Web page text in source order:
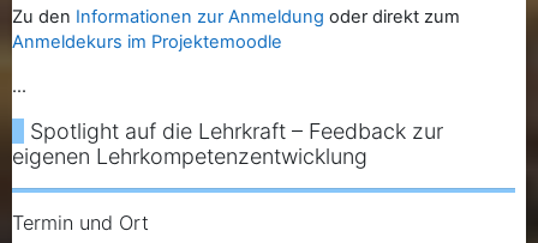
Zu den Informationen zur Anmeldung oder direkt zum
Anmeldekurs im Projektemoodle
...
Spotlight auf die Lehrkraft – Feedback zur
eigenen Lehrkompetenzentwicklung
Termin und Ort